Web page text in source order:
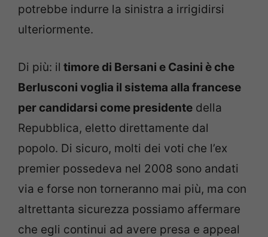
potrebbe indurre la sinistra a irrigidirsi
ulteriormente.
Di più: il timore di Bersani e Casini è che
Berlusconi voglia il sistema alla francese
per candidarsi come presidente della
Repubblica, eletto direttamente dal
popolo. Di sicuro, molti dei voti che l’ex
premier possedeva nel 2008 sono andati
via e forse non torneranno mai più, ma con
altrettanta sicurezza possiamo affermare
che egli continui ad avere presa e appeal